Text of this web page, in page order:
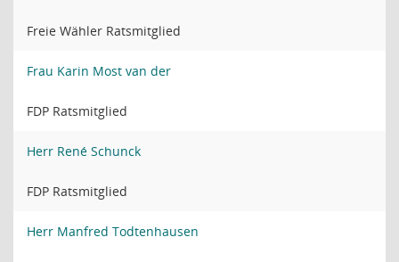
Freie Wähler Ratsmitglied
Frau Karin Most van der
FDP Ratsmitglied
Herr René Schunck
FDP Ratsmitglied
Herr Manfred Todtenhausen